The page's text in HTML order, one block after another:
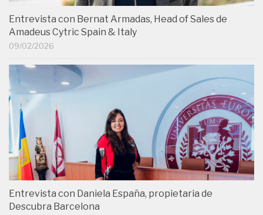
Entrevista con Bernat Armadas, Head of Sales de
Amadeus Cytric Spain & Italy
09/02/2026
Entrevista con Daniela España, propietaria de
Descubra Barcelona